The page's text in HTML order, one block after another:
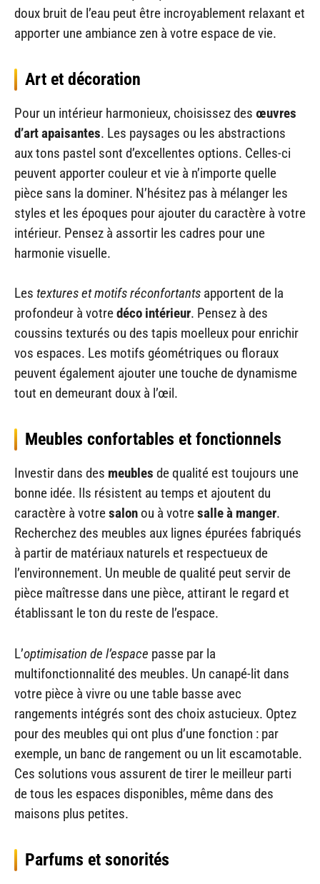
doux bruit de l’eau peut être incroyablement relaxant et
apporter une ambiance zen à votre espace de vie.
Art et décoration
Pour un intérieur harmonieux, choisissez des œuvres
d’art apaisantes. Les paysages ou les abstractions
aux tons pastel sont d’excellentes options. Celles-ci
peuvent apporter couleur et vie à n’importe quelle
pièce sans la dominer. N’hésitez pas à mélanger les
styles et les époques pour ajouter du caractère à votre
intérieur. Pensez à assortir les cadres pour une
harmonie visuelle.
Les textures et motifs réconfortants apportent de la
profondeur à votredéco intérieur. Pensez à des
coussins texturés ou des tapis moelleux pour enrichir
vos espaces. Les motifs géométriques ou floraux
peuvent également ajouter une touche de dynamisme
tout en demeurant doux à l’œil.
Meubles confortables et fonctionnels
Investir dans des meubles de qualité est toujours une
bonne idée. Ils résistent au temps et ajoutent du
caractère à votresalon ou à votresalle à manger.
Recherchez des meubles aux lignes épurées fabriqués
à partir de matériaux naturels et respectueux de
l’environnement. Un meuble de qualité peut servir de
pièce maîtresse dans une pièce, attirant le regard et
établissant le ton du reste de l’espace.
L’optimisation de l’espace passe par la
multifonctionnalité des meubles. Un canapé-lit dans
votre pièce à vivre ou une table basse avec
rangements intégrés sont des choix astucieux. Optez
pour des meubles qui ont plus d’une fonction : par
exemple, un banc de rangement ou un lit escamotable.
Ces solutions vous assurent de tirer le meilleur parti
de tous les espaces disponibles, même dans des
maisons plus petites.
Parfums et sonorités